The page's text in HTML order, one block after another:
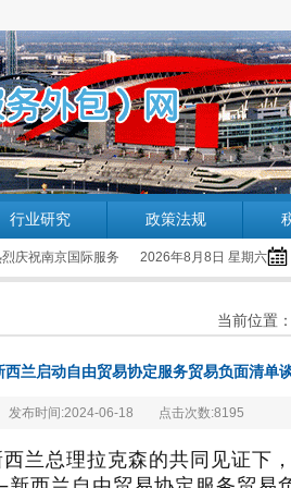
行业研究 政策法规
庆祝南京国际服务外包企业协会网站成功改版！
2026年8月8日 星期六
当前位置：
西兰启动自由贸易协定服务贸易负面清单
发布时间:2024-06-18 点击次数:8195
兰总理拉克森的共同见证下